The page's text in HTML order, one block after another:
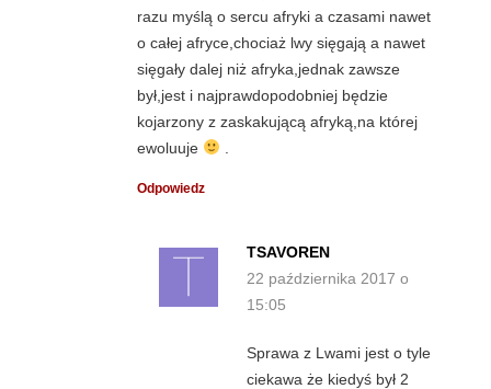
razu myślą o sercu afryki a czasami nawet
o całej afryce,chociaż lwy sięgają a nawet
sięgały dalej niż afryka,jednak zawsze
był,jest i najprawdopodobniej będzie
kojarzony z zaskakującą afryką,na której
ewoluuje
Odpowiedz
TSAVOREN
22 października 2017 o
15:05
Sprawa z Lwami jest o tyle
ciekawa że kiedyś był 2